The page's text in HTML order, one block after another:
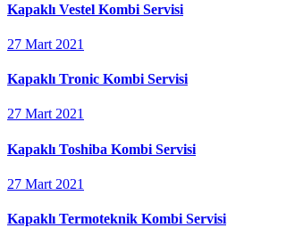
Kapaklı Vestel Kombi Servisi
27 Mart 2021
Kapaklı Tronic Kombi Servisi
27 Mart 2021
Kapaklı Toshiba Kombi Servisi
27 Mart 2021
Kapaklı Termoteknik Kombi Servisi